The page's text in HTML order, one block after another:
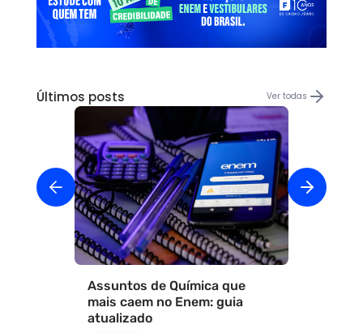
Últimos posts Ver todas
Assuntos de Química que
mais caem no Enem: guia
atualizado